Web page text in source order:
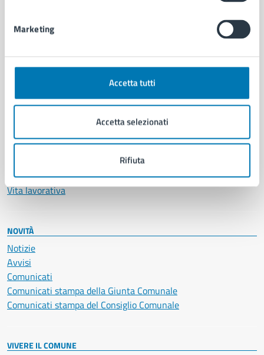
Marketing
Accetta tutti
Accetta selezionati
Rifiuta
CATEGORIE DI SERVIZIO
Documenti e certificati
Educazione e formazione
Giustizia e sicurezza pubblica
Imprese e commercio
Salute, benessere e assistenza
Servizi Cimiteriali
Vita lavorativa
NOVITÀ
Notizie
Avvisi
Comunicati
Comunicati stampa della Giunta Comunale
Comunicati stampa del Consiglio Comunale
VIVERE IL COMUNE